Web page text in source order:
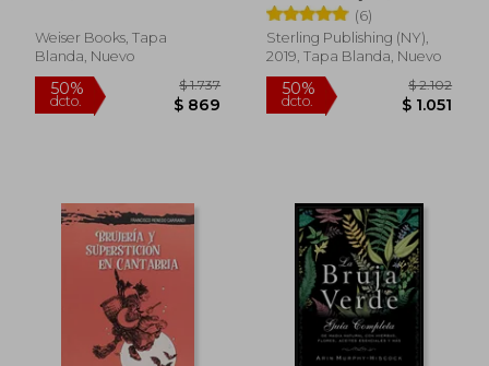
Weiser Books, Tapa
Blanda, Nuevo
(6)
Sterling Publishing (NY),
2019, Tapa Blanda, Nuevo